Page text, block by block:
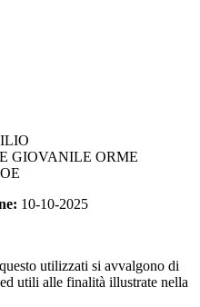
GIOVANILE ORME
10-10-2025
utilizzati si avvalgono di
utili alle finalità illustrate nella